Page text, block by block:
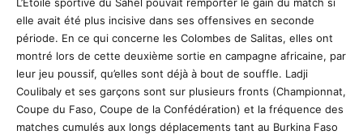
L’Etoile sportive du Sahel pouvait remporter le gain du match si
elle avait été plus incisive dans ses offensives en seconde
période. En ce qui concerne les Colombes de Salitas, elles ont
montré lors de cette deuxième sortie en campagne africaine, par
leur jeu poussif, qu’elles sont déjà à bout de souffle. Ladji
Coulibaly et ses garçons sont sur plusieurs fronts (Championnat,
Coupe du Faso, Coupe de la Confédération) et la fréquence des
matches cumulés aux longs déplacements tant au Burkina Faso